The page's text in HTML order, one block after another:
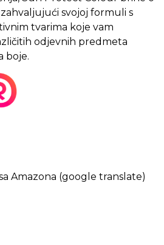
svojoj formuli s
tvarima koje vam
odjevnih predmeta
boje.
Amazona (google translate)